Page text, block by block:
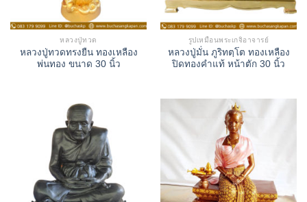
หลวงปู่ทวด
หลวงปู่ทวดทรงยืน ทองเหลือง
พ่นทอง ขนาด 30 นิ้ว
รูปเหมือนพระเกจิอาจารย์
หลวงปู่มั่น ภูริทตฺโต ทองเหลือง
ปิดทองคำแท้ หน้าตัก 30 นิ้ว